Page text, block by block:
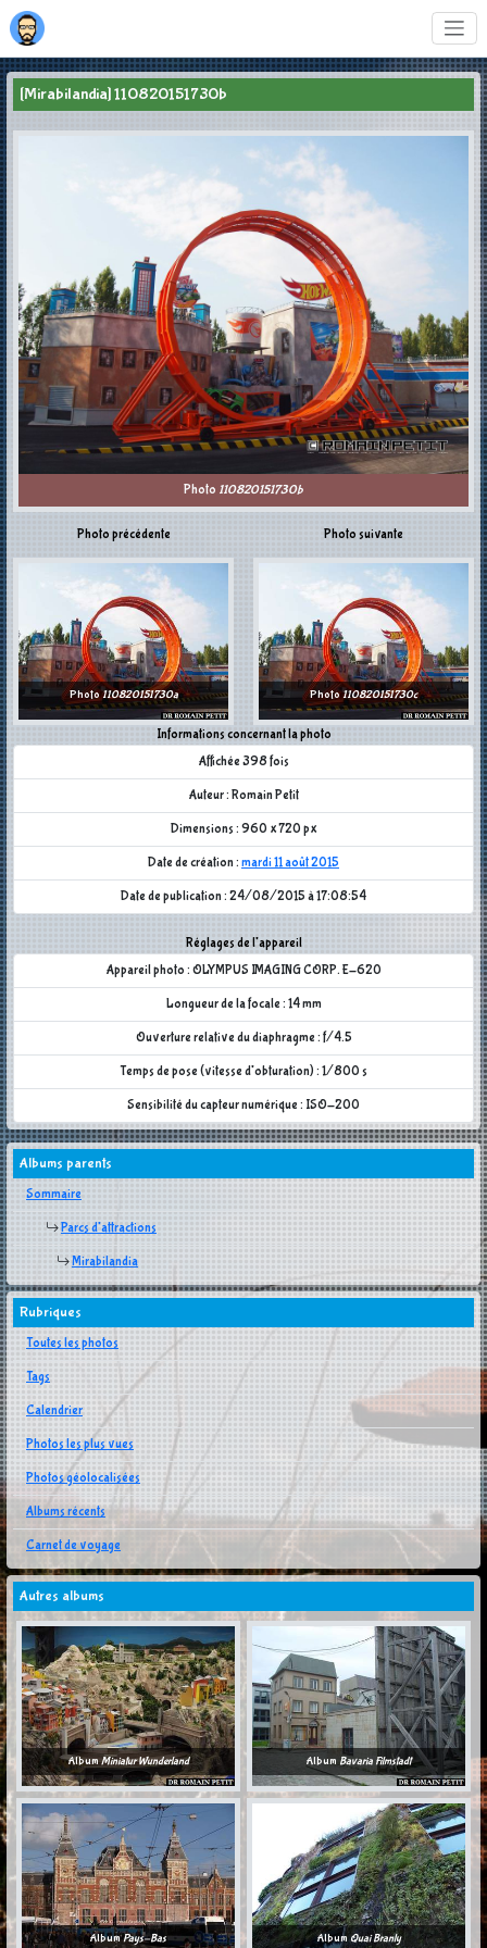
[Mirabilandia] 110820151730b
Photo 110820151730b
Photo précédente
Photo110820151730a
Informations concernant la photo
Affichée 398 fois
Auteur : Romain Petit
Dimensions : 960 x 720 px
Date de création : mardi 11 août 2015
Date de publication : 24/08/2015 à 17:08:54
Réglages de l'appareil
Appareil photo : OLYMPUS IMAGING CORP. E-620
Longueur de la focale : 14 mm
Ouverture relative du diaphragme : f/4.5
Temps de pose (vitesse d'obturation) : 1/800 s
Sensibilité du capteur numérique : ISO-200
Photo suivante
Photo 110820151730c
Albums parents
Sommaire
Parcs d'attractions
Mirabilandia
Rubriques
Toutes les photos
Tags
Calendrier
Photos les plus vues
Photos géolocalisées
Albums récents
Carnet de voyage
Autres albums
AlbumMiniatur Wunderland Album Bavaria Filmstadt
AlbumPays-Bas Album Quai Branly